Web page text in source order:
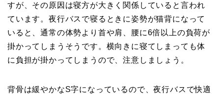
すが、その原因は寝方が大きく関係していると言われ
ています。夜行バスで寝るときに姿勢が猫背になって
いると、通常の体勢より首や肩、腰に6倍以上の負荷が
掛かってしまうそうです。横向きに寝てしまっても体
に負担が掛かってしまうので、注意しましょう。
背骨は緩やかなS字になっているので、夜行バスで快適